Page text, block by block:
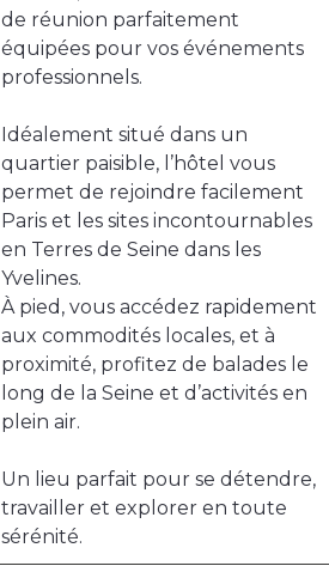
de réunion parfaitement
équipées pour vos événements
professionnels.
Idéalement situé dans un
quartier paisible, l’hôtel vous
permet de rejoindre facilement
Paris et les sites incontournables
en Terres de Seine dans les
Yvelines.
À pied, vous accédez rapidement
aux commodités locales, et à
proximité, profitez de balades le
long de la Seine et d’activités en
plein air.
Un lieu parfait pour se détendre,
travailler et explorer en toute
sérénité.